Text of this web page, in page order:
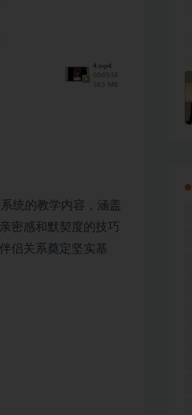
统的教学内容，涵盖
密感和默契度的技巧
侣关系奠定坚实基